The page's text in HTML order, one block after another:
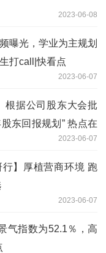
2023-06-08
曝光，学业为主规划
打call|快看点
2023-06-07
根据公司股东大会批
东回报规划” 热点在
2023-06-07
行】厚植营商环境 跑
2023-06-07
气指数为52.1％，高